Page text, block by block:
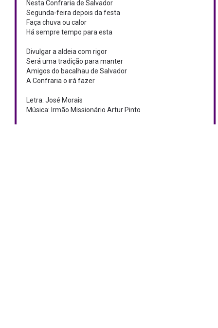
Nesta Confraria de Salvador
Segunda-feira depois da festa
Faça chuva ou calor
Há sempre tempo para esta
Divulgar a aldeia com rigor
Será uma tradição para manter
Amigos do bacalhau de Salvador
A Confraria o irá fazer
Letra: José Morais
Música: Irmão Missionário Artur Pinto